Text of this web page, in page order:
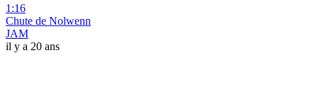
1:16
Chute de Nolwenn
JAM
il y a 20 ans